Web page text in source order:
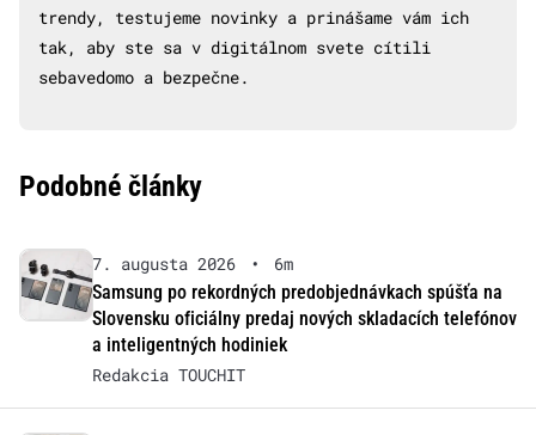
trendy, testujeme novinky a prinášame vám ich
tak, aby ste sa v digitálnom svete cítili
sebavedomo a bezpečne.
Podobné články
7. augusta 2026 •
6m
Samsung po rekordných predobjednávkach spúšťa na
Slovensku oficiálny predaj nových skladacích telefónov
a inteligentných hodiniek
Redakcia TOUCHIT